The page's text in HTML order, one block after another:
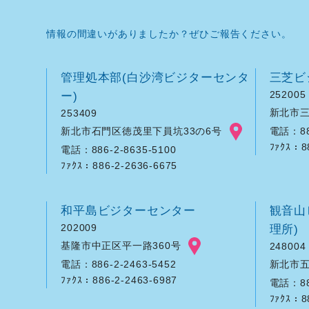
情報の間違いがありましたか？ぜひご報告ください。
管理処本部(白沙湾ビジターセンタ
ー)
253409
新北市石門区徳茂里下員坑33の6号
電話：886-2-8635-5100
ﾌｧｸｽ：886-2-2636-6675
三芝
252005
新北市
電話：
ﾌｧｸｽ：
和平島ビジターセンター
202009
基隆市中正区平一路360号
電話：886-2-2463-5452
ﾌｧｸｽ：886-2-2463-6987
観音
理所)
248004
新北市
電話：
ﾌｧｸｽ：